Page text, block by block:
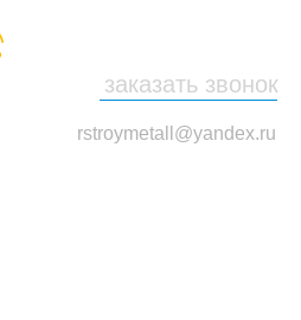
заказать звонок
rstroymetall@yandex.ru